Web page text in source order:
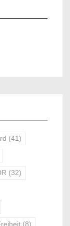
(41)
(32)
(8)